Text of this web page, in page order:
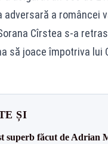
adversară a româncei
Cîrstea s-a
să joace împotriva lui
ȘI
superb făcut de Adrian